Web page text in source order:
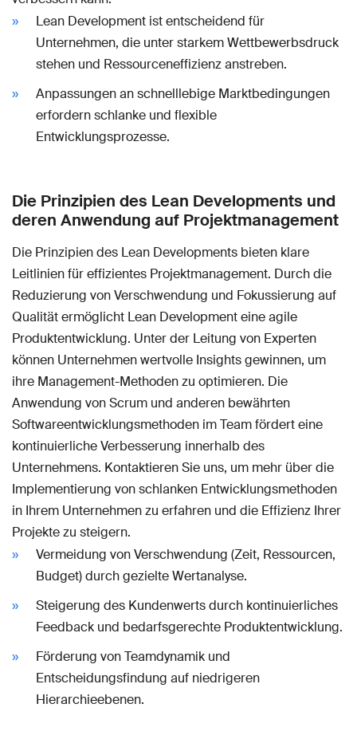
Lean Development ist entscheidend für
Unternehmen, die unter starkem Wettbewerbsdruck
stehen und Ressourceneffizienz anstreben.
Anpassungen an schnelllebige Marktbedingungen
erfordern schlanke und flexible
Entwicklungsprozesse.
Die Prinzipien des Lean Developments und
deren Anwendung auf Projektmanagement
Die Prinzipien des Lean Developments bieten klare
Leitlinien für effizientes Projektmanagement. Durch die
Reduzierung von Verschwendung und Fokussierung auf
Qualität ermöglicht Lean Development eine agile
Produktentwicklung. Unter der Leitung von Experten
können Unternehmen wertvolle Insights gewinnen, um
ihre Management-Methoden zu optimieren. Die
Anwendung von Scrum und anderen bewährten
Softwareentwicklungsmethoden im Team fördert eine
kontinuierliche Verbesserung innerhalb des
Unternehmens. Kontaktieren Sie uns, um mehr über die
Implementierung von schlanken Entwicklungsmethoden
in Ihrem Unternehmen zu erfahren und die Effizienz Ihrer
Projekte zu steigern.
Vermeidung von Verschwendung (Zeit, Ressourcen,
Budget) durch gezielte Wertanalyse.
Steigerung des Kundenwerts durch kontinuierliches
Feedback und bedarfsgerechte Produktentwicklung.
Förderung von Teamdynamik und
Entscheidungsfindung auf niedrigeren
Hierarchieebenen.